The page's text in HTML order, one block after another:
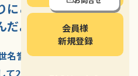
会員様
新規登録
にこそ大きな意味が
よ」
名誉会長を務める、野球の
て2007年に